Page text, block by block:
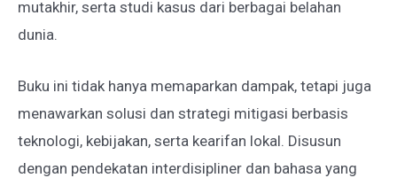
mutakhir, serta studi kasus dari berbagai belahan
dunia.
Buku ini tidak hanya memaparkan dampak, tetapi juga
menawarkan solusi dan strategi mitigasi berbasis
teknologi, kebijakan, serta kearifan lokal. Disusun
dengan pendekatan interdisipliner dan bahasa yang